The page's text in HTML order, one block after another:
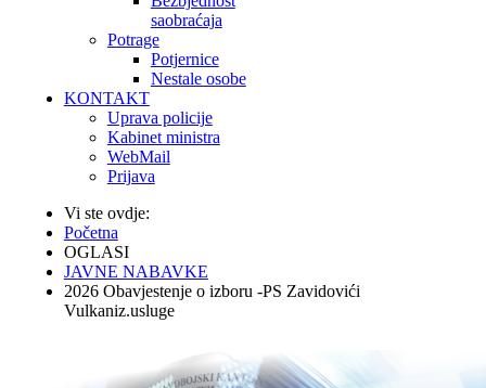
saobraćaja
Potrage
Potjernice
Nestale osobe
KONTAKT
Uprava policije
Kabinet ministra
WebMail
Prijava
Vi ste ovdje:
Početna
OGLASI
JAVNE NABAVKE
2026 Obavjestenje o izboru -PS Zavidovići
Vulkaniz.usluge